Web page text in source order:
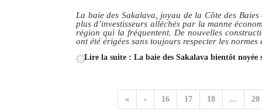
La baie des Sakalava, joyau de la Côte des
plus d’investisseurs alléchés par la manne
région qui la fréquentent. De nouvelles
ont été érigées sans toujours respecter les
Lire la suite : La baie des Sakalava bientôt noyée
« ‹ 16 17 18 ... 20